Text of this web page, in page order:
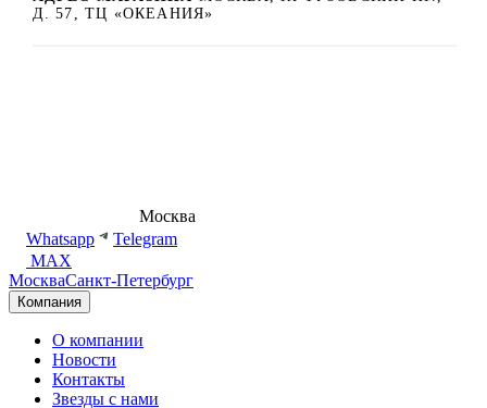
Д. 57, ТЦ «ОКЕАНИЯ»
Москва
Whatsapp
Telegram
MAX
МоскваСанкт-Петербург
Компания
О компании
Новости
Контакты
Звезды с нами